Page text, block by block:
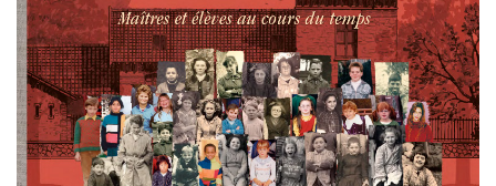
Administration
Partenaires
Enquêtes
Contact